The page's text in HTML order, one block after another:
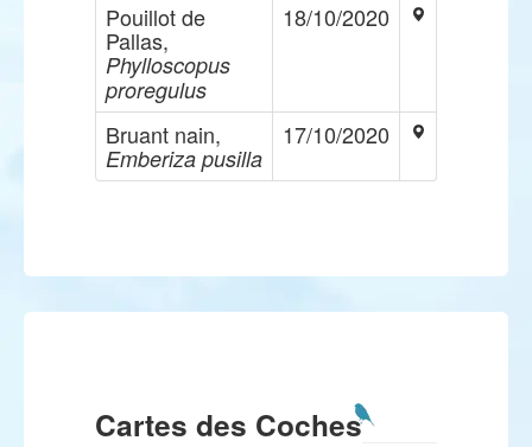
Pouillot de
Pallas,
Phylloscopus
proregulus
18/10/2020
Bruant nain,
Emberiza pusilla
17/10/2020
Cartes des Coches